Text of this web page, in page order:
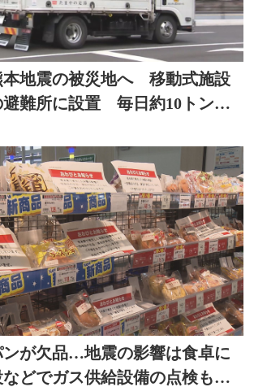
本地震の被災地へ 移動式施設
避難所に設置 毎日約10トンの
分
ンが欠品…地震の影響は食卓に
どでガス供給設備の点検も進